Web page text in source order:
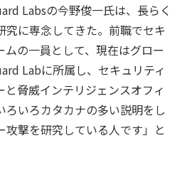
Labsの今野俊一氏は、長らく
究に専念してきた。前職でセキ
ムの一員として、現在はグロー
Labに所属し、セキュリティ
と脅威インテリジェンスオフィ
ろいろカタカナの多い説明をし
攻撃を研究している人です」と